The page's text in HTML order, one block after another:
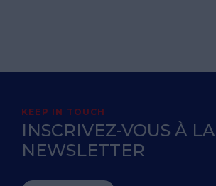
KEEP IN TOUCH
INSCRIVEZ-VOUS À LA
NEWSLETTER